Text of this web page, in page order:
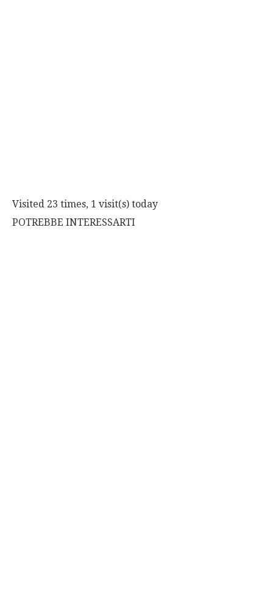
Visited 23 times, 1 visit(s) today
POTREBBE INTERESSARTI